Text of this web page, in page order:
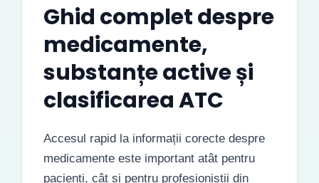
Ghid complet despre
medicamente,
substanțe active și
clasificarea ATC
Accesul rapid la informații corecte despre
medicamente este important atât pentru
pacienți, cât și pentru profesioniștii din